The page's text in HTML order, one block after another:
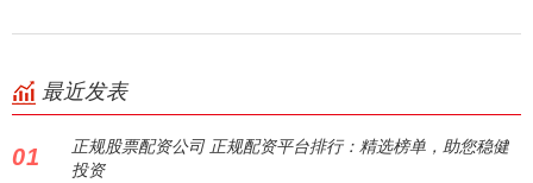
最近发表
01
正规股票配资公司 正规配资平台排行：精选榜单，助您稳健
投资